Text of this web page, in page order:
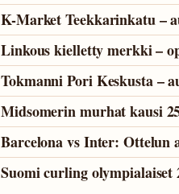
K-Market Teekkarinkatu –
Linkous kielletty merkki –
Tokmanni Pori Keskusta –
Midsomerin murhat kausi
Barcelona vs Inter: Ottelun
Suomi curling